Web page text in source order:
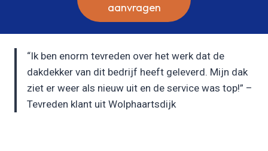
aanvragen
“Ik ben enorm tevreden over het werk dat de
dakdekker van dit bedrijf heeft geleverd. Mijn dak
ziet er weer als nieuw uit en de service was top!” –
Tevreden klant uit Wolphaartsdijk